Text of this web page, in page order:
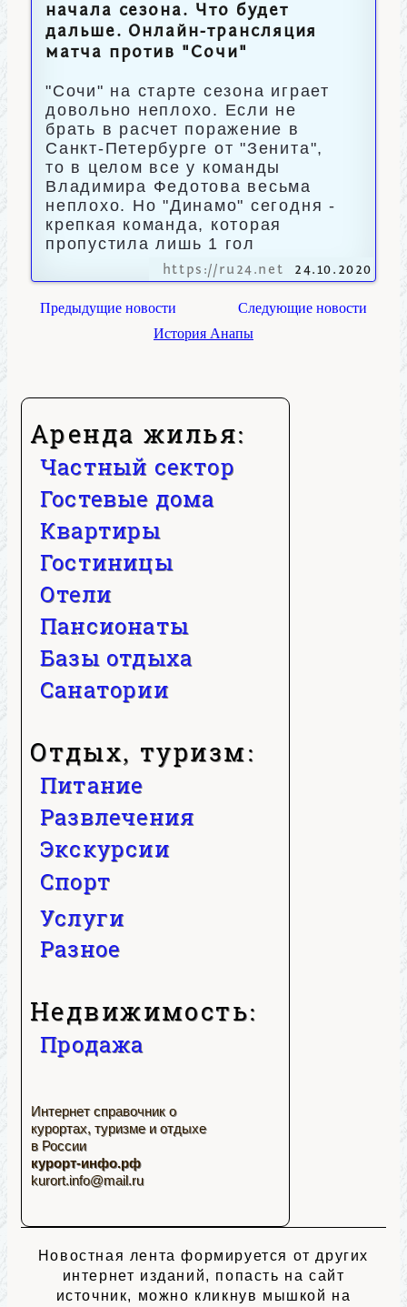
Аренда жилья:
Частный сектор
Гостевые дома
Квартиры
Гостиницы
Отели
Пансионаты
Базы отдыха
Санатории
Отдых, туризм:
Питание
Развлечения
Экскурсии
Спорт
Услуги
Разное
Недвижимость:
Продажа
Интернет справочник о
курортах, туризме и отдыхе
в России
курорт-инфо.рф
kurort.info@mail.ru
начала сезона. Что будет
дальше. Онлайн-трансляция
матча против "Сочи"
"Сочи" на старте сезона играет
довольно неплохо. Если не
брать в расчет поражение в
Санкт-Петербурге от "Зенита",
то в целом все у команды
Владимира Федотова весьма
неплохо. Но "Динамо" сегодня -
крепкая команда, которая
пропустила лишь 1 гол
https://ru24.net 24.10.2020
Предыдущие новости
Следующие новости
История Анапы
Новостная лента формируется от других
интернет изданий, попасть на сайт
источник, можно кликнув мышкой на